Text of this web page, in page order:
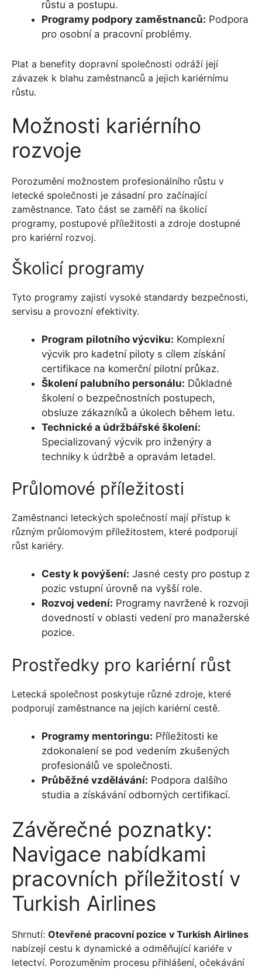
růstu a postupu.
Programy podpory zaměstnanců: Podpora
pro osobní a pracovní problémy.
Plat a benefity dopravní společnosti odráží její
závazek k blahu zaměstnanců a jejich kariérnímu
růstu.
Možnosti kariérního
rozvoje
Porozumění možnostem profesionálního růstu v
letecké společnosti je zásadní pro začínající
zaměstnance. Tato část se zaměří na školicí
programy, postupové příležitosti a zdroje dostupné
pro kariérní rozvoj.
Školicí programy
Tyto programy zajistí vysoké standardy bezpečnosti,
servisu a provozní efektivity.
Program pilotního výcviku: Komplexní
výcvik pro kadetní piloty s cílem získání
certifikace na komerční pilotní průkaz.
Školení palubního personálu: Důkladné
školení o bezpečnostních postupech,
obsluze zákazníků a úkolech během letu.
Technické a údržbářské školení:
Specializovaný výcvik pro inženýry a
techniky k údržbě a opravám letadel.
Průlomové příležitosti
Zaměstnanci leteckých společností mají přístup k
různým průlomovým příležitostem, které podporují
růst kariéry.
Cesty k povýšení: Jasné cesty pro postup z
pozic vstupní úrovně na vyšší role.
Rozvoj vedení: Programy navržené k rozvoji
dovedností v oblasti vedení pro manažerské
pozice.
Prostředky pro kariérní růst
Letecká společnost poskytuje různé zdroje, které
podporují zaměstnance na jejich kariérní cestě.
Programy mentoringu: Příležitosti ke
zdokonalení se pod vedením zkušených
profesionálů ve společnosti.
Průběžné vzdělávání: Podpora dalšího
studia a získávání odborných certifikací.
Závěrečné poznatky:
Navigace nabídkami
pracovních příležitostí v
Turkish Airlines
Shrnutí: Otevřené pracovní pozice v Turkish Airlines
nabízejí cestu k dynamické a odměňující kariéře v
letectví. Porozuměním procesu přihlášení, očekávání